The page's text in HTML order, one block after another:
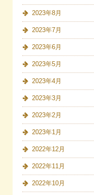
2023年8月
2023年7月
2023年6月
2023年5月
2023年4月
2023年3月
2023年2月
2023年1月
2022年12月
2022年11月
2022年10月